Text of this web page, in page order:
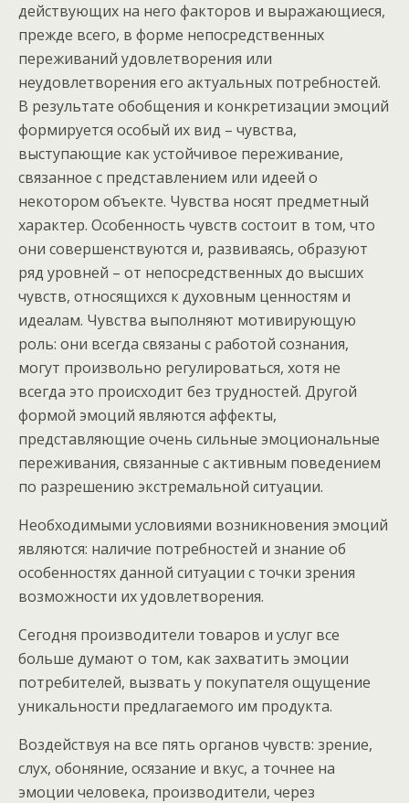
действующих на него факторов и выражающиеся,
прежде всего, в форме непосредственных
переживаний удовлетворения или
неудовлетворения его актуальных потребностей.
В результате обобщения и конкретизации эмоций
формируется особый их вид – чувства,
выступающие как устойчивое переживание,
связанное с представлением или идеей о
некотором объекте. Чувства носят предметный
характер. Особенность чувств состоит в том, что
они совершенствуются и, развиваясь, образуют
ряд уровней – от непосредственных до высших
чувств, относящихся к духовным ценностям и
идеалам. Чувства выполняют мотивирующую
роль: они всегда связаны с работой сознания,
могут произвольно регулироваться, хотя не
всегда это происходит без трудностей. Другой
формой эмоций являются аффекты,
представляющие очень сильные эмоциональные
переживания, связанные с активным поведением
по разрешению экстремальной ситуации.
Необходимыми условиями возникновения эмоций
являются: наличие потребностей и знание об
особенностях данной ситуации с точки зрения
возможности их удовлетворения.
Сегодня производители товаров и услуг все
больше думают о том, как захватить эмоции
потребителей, вызвать у покупателя ощущение
уникальности предлагаемого им продукта.
Воздействуя на все пять органов чувств: зрение,
слух, обоняние, осязание и вкус, а точнее на
эмоции человека, производители, через